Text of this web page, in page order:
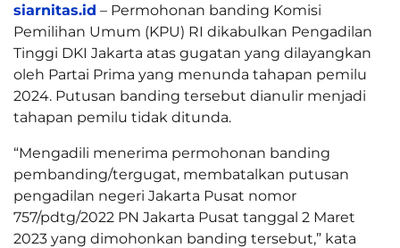
siarnitas.id – Permohonan banding Komisi
Pemilihan Umum (KPU) RI dikabulkan Pengadilan
Tinggi DKI Jakarta atas gugatan yang dilayangkan
oleh Partai Prima yang menunda tahapan pemilu
2024. Putusan banding tersebut dianulir menjadi
tahapan pemilu tidak ditunda.
“Mengadili menerima permohonan banding
pembanding/tergugat, membatalkan putusan
pengadilan negeri Jakarta Pusat nomor
757/pdtg/2022 PN Jakarta Pusat tanggal 2 Maret
2023 yang dimohonkan banding tersebut,” kata